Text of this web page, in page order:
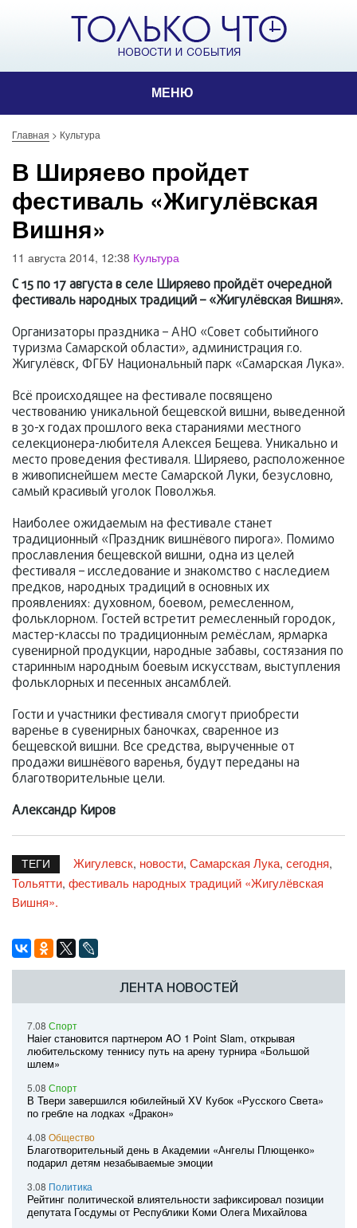
МЕНЮ
Главная > Культура
В Ширяево пройдет
фестиваль «Жигулёвская
Вишня»
11 августа 2014, 12:38 Культура
С 15 по 17 августа в селе Ширяево пройдёт очередной
фестиваль народных традиций – «Жигулёвская Вишня».
Организаторы праздника – АНО «Совет событийного
туризма Самарской области», администрация г.о.
Жигулёвск, ФГБУ Национальный парк «Самарская Лука».
Всё происходящее на фестивале посвящено
чествованию уникальной бещевской вишни, выведенной
в 30-х годах прошлого века стараниями местного
селекционера-любителя Алексея Бещева. Уникально и
место проведения фестиваля. Ширяево, расположенное
в живописнейшем месте Самарской Луки, безусловно,
самый красивый уголок Поволжья.
Наиболее ожидаемым на фестивале станет
традиционный «Праздник вишнёвого пирога». Помимо
прославления бещевской вишни, одна из целей
фестиваля – исследование и знакомство с наследием
предков, народных традиций в основных их
проявлениях: духовном, боевом, ремесленном,
фольклорном. Гостей встретит ремесленный городок,
мастер-классы по традиционным ремёслам, ярмарка
сувенирной продукции, народные забавы, состязания по
старинным народным боевым искусствам, выступления
фольклорных и песенных ансамблей.
Гости и участники фестиваля смогут приобрести
варенье в сувенирных баночках, сваренное из
бещевской вишни. Все средства, вырученные от
продажи вишнёвого варенья, будут переданы на
благотворительные цели.
Александр Киров
ТЕГИ Жигулевск, новости, Самарская Лука, сегодня,
Тольятти, фестиваль народных традиций «Жигулёвская
Вишня».
ЛЕНТА НОВОСТЕЙ
7.08 Спорт
Haier становится партнером AO 1 Point Slam, открывая
любительскому теннису путь на арену турнира «Большой
шлем»
5.08 Спорт
В Твери завершился юбилейный XV Кубок «Русского Света»
по гребле на лодках «Дракон»
4.08 Общество
Благотворительный день в Академии «Ангелы Плющенко»
подарил детям незабываемые эмоции
3.08 Политика
Рейтинг политической влиятельности зафиксировал позиции
депутата Госдумы от Республики Коми Олега Михайлова